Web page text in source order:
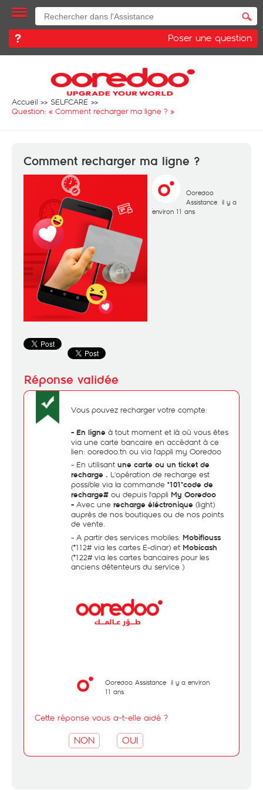
Poser une question
Accueil
SELFCARE
Question: « Comment recharger ma ligne ? »
Comment recharger ma ligne ?
Ooredoo
Assistance il y a
environ 11 ans
Vous pouvez recharger votre compte:
- En ligne à tout moment et là où vous êtes
via une carte bancaire en accédant à ce
lien: ooredoo.tn ou via l'appli my Ooredoo
- En utilisant une carte ou un ticket de
recharge . L'opération de recharge est
possible via la commande *101*code de
recharge# ou depuis l'appli My Ooredoo
- Avec une recharge éléctronique (light)
auprès de nos boutiques ou de nos points
de vente.
- A partir des services mobiles: Mobiflouss
(*112# via les cartes E-dinar) et Mobicash
(*122# via les cartes bancaires pour les
anciens détenteurs du service )
Ooredoo Assistance il y a environ
11 ans
Cette réponse vous a-t-elle aidé ?
NON OUI